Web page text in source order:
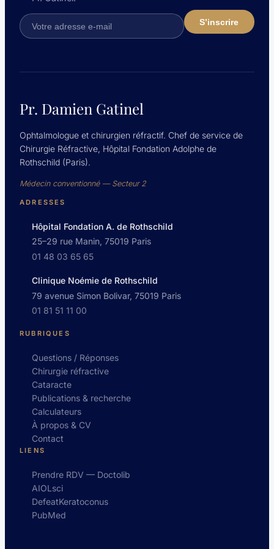
aperture
Cataract
2012,
2186-
91
Pr. Damien Gatinel
Ophtalmologue et chirurgien réfractif. Chef de service de
Chirurgie Réfractive, Hôpital Fondation Adolphe de
Rothschild (Paris).
Médecin conventionné — Secteur 2
ADRESSES
Hôpital Fondation A. de Rothschild
25–29 rue Manin, 75019 Paris
01 48 03 65 65
Clinique Noémie de Rothschild
79 avenue Simon Bolivar, 75019 Paris
01 81 51 11 00
RUBRIQUES
Questions / Réponses
Chirurgie réfractive
Cataracte
Publications & recherche
Calculateurs
À propos & CV
Contact
LIENS
Prendre RDV — Doctolib
AIOLsci
DefeatKeratoconus
PubMed